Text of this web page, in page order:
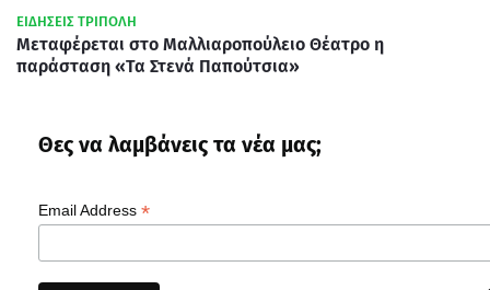
ΕΙΔΗΣΕΙΣ ΤΡΙΠΟΛΗ
Μεταφέρεται στο Μαλλιαροπούλειο Θέατρο η
παράσταση «Τα Στενά Παπούτσια»
Θες να λαμβάνεις τα νέα μας;
Email Address *